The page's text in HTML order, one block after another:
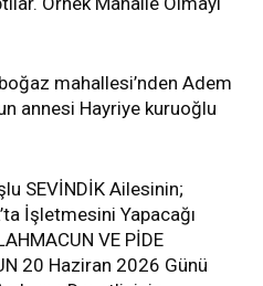
mahallesi’nden Adem
annesi Hayriye kuruoğlu
SEVİNDİK Ailesinin;
İşletmesini Yapacağı
VE PİDE
20 Haziran 2026 Günü